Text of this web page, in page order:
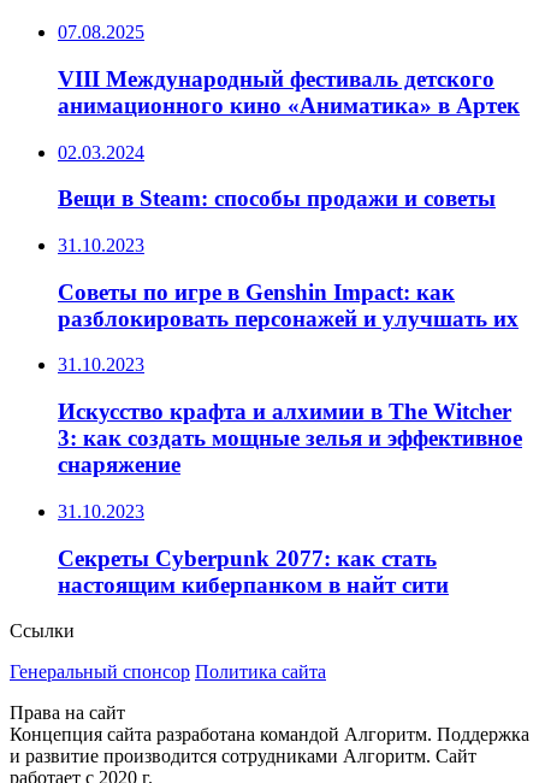
07.08.2025
VIII Международный фестиваль детского
анимационного кино «Аниматика» в Артек
02.03.2024
Вещи в Steam: способы продажи и советы
31.10.2023
Советы по игре в Genshin Impact: как
разблокировать персонажей и улучшать их
31.10.2023
Искусство крафта и алхимии в The Witcher
3: как создать мощные зелья и эффективное
снаряжение
31.10.2023
Секреты Cyberpunk 2077: как стать
настоящим киберпанком в найт сити
Ссылки
Генеральный спонсор Политика сайта
Права на сайт
Концепция сайта разработана командой Алгоритм. Поддержка
и развитие производится сотрудниками Алгоритм. Сайт
работает с 2020 г.